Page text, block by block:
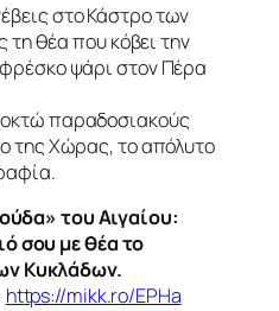
στο Κάστρο των
τη θέα που κόβει την
ψάρι στον Πέρα
παραδοσιακούς
της Χώρας, το απόλυτο
του Αιγαίου:
σου με θέα το
Κυκλάδων.
https://mikk.ro/EPHa